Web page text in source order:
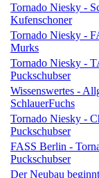
Tornado Niesky -
Kufenschoner
Tornado Niesky -
Murks
Tornado Niesky -
Puckschubser
Wissenswertes -
SchlauerFuchs
Tornado Niesky -
Puckschubser
FASS Berlin -
Puckschubser
Der Neubau beginnt